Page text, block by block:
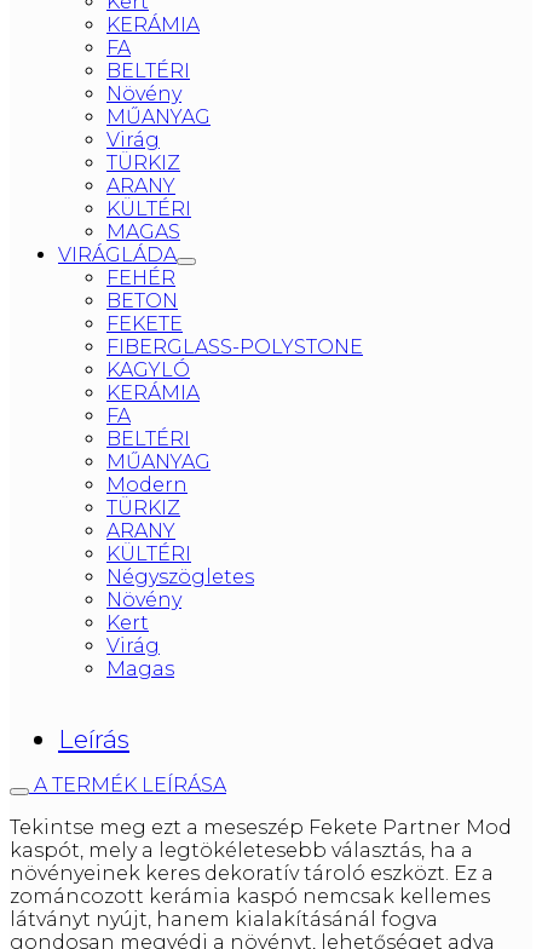
KERÁMIA
FA
BELTÉRI
Növény
MŰANYAG
Virág
TÜRKIZ
ARANY
KÜLTÉRI
MAGAS
VIRÁGLÁDA
FEHÉR
BETON
FEKETE
FIBERGLASS-POLYSTONE
KAGYLÓ
KERÁMIA
FA
BELTÉRI
MŰANYAG
Modern
TÜRKIZ
ARANY
KÜLTÉRI
Négyszögletes
Növény
Kert
Virág
Magas
Leírás
A TERMÉK LEÍRÁSA
Tekintse meg ezt a meseszép Fekete Partner Mod
kaspót, mely a legtökéletesebb választás, ha a
növényeinek keres dekoratív tároló eszközt. Ez a
zománcozott kerámia kaspó nemcsak kellemes
látványt nyújt, hanem kialakításánál fogva
gondosan megvédi a növényt, lehetőséget adva